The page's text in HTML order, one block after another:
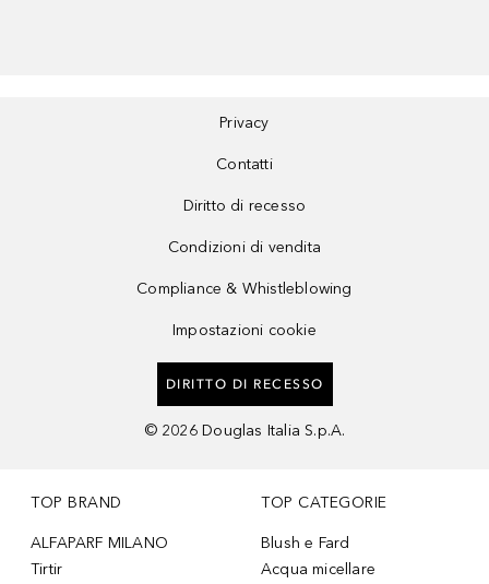
Privacy
Contatti
Diritto di recesso
Condizioni di vendita
Compliance & Whistleblowing
Impostazioni cookie
DIRITTO DI RECESSO
© 2026 Douglas Italia S.p.A.
TOP BRAND
ALFAPARF MILANO
Tirtir
TOP CATEGORIE
Blush e Fard
Acqua micellare